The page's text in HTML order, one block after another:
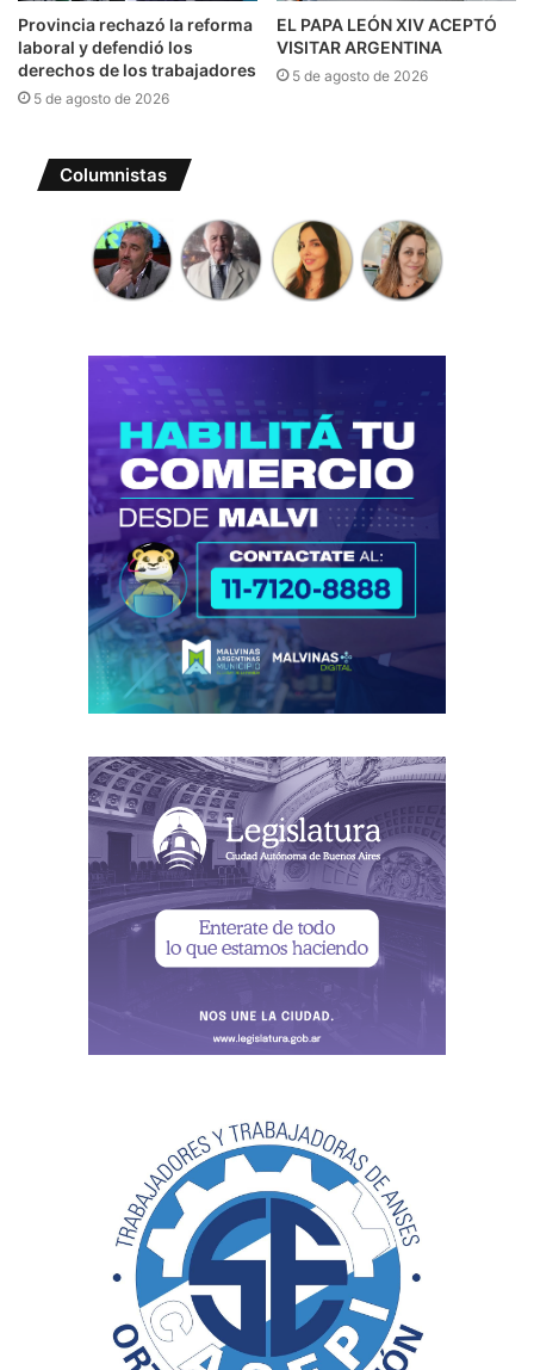
Provincia rechazó la reforma
laboral y defendió los
derechos de los trabajadores
5 de agosto de 2026
EL PAPA LEÓN XIV ACEPTÓ
VISITAR ARGENTINA
5 de agosto de 2026
Columnistas